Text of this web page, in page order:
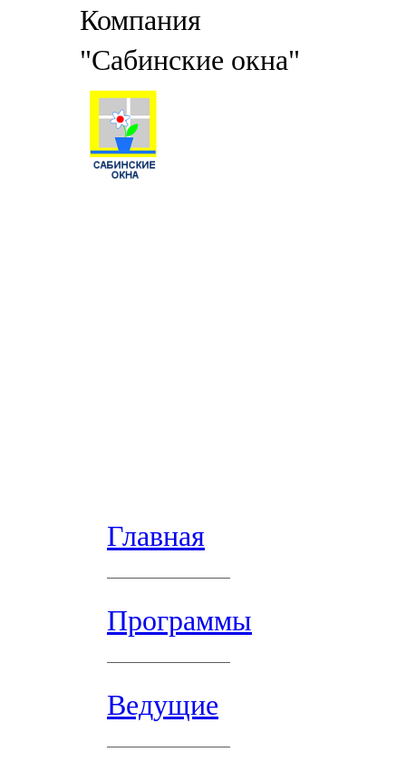
Компания
"Сабинские окна"
Главная
Программы
Ведущие